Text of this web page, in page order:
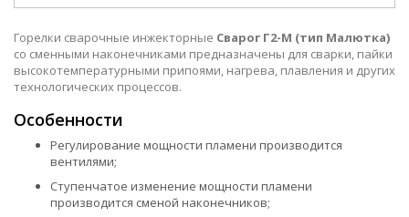
Горелки сварочные инжекторные Сварог Г2-М (тип Малютка)
со сменными наконечниками предназначены для сварки, пайки
высокотемпературными припоями, нагрева, плавления и других
технологических процессов.
Особенности
Регулирование мощности пламени производится
вентилями;
Ступенчатое изменение мощности пламени
производится сменой наконечников;